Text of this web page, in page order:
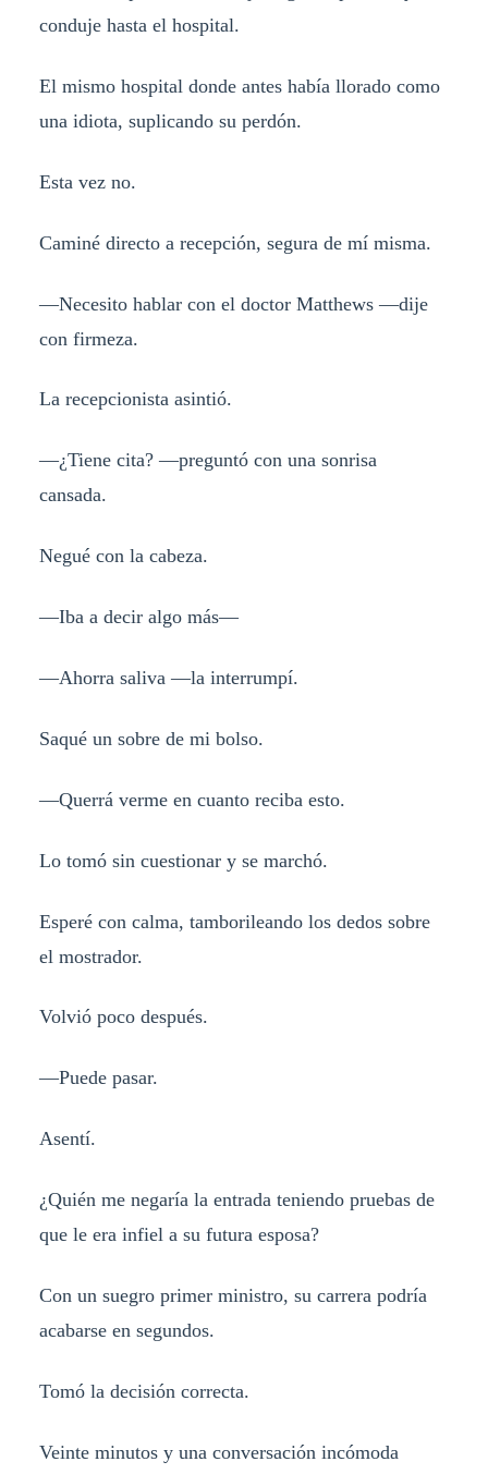
conduje hasta el hospital.
El mismo hospital donde antes había llorado como
una idiota, suplicando su perdón.
Esta vez no.
Caminé directo a recepción, segura de mí misma.
—Necesito hablar con el doctor Matthews —dije
con firmeza.
La recepcionista asintió.
—¿Tiene cita? —preguntó con una sonrisa
cansada.
Negué con la cabeza.
—Iba a decir algo más—
—Ahorra saliva —la interrumpí.
Saqué un sobre de mi bolso.
—Querrá verme en cuanto reciba esto.
Lo tomó sin cuestionar y se marchó.
Esperé con calma, tamborileando los dedos sobre
el mostrador.
Volvió poco después.
—Puede pasar.
Asentí.
¿Quién me negaría la entrada teniendo pruebas de
que le era infiel a su futura esposa?
Con un suegro primer ministro, su carrera podría
acabarse en segundos.
Tomó la decisión correcta.
Veinte minutos y una conversación incómoda